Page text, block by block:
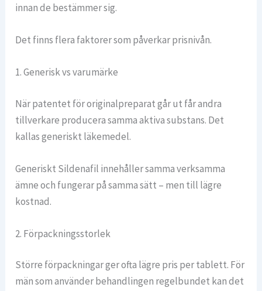
innan de bestämmer sig.
Det finns flera faktorer som påverkar prisnivån.
1. Generisk vs varumärke
När patentet för originalpreparat går ut får andra
tillverkare producera samma aktiva substans. Det
kallas generiskt läkemedel.
Generiskt Sildenafil innehåller samma verksamma
ämne och fungerar på samma sätt – men till lägre
kostnad.
2. Förpackningsstorlek
Större förpackningar ger ofta lägre pris per tablett. För
män som använder behandlingen regelbundet kan det